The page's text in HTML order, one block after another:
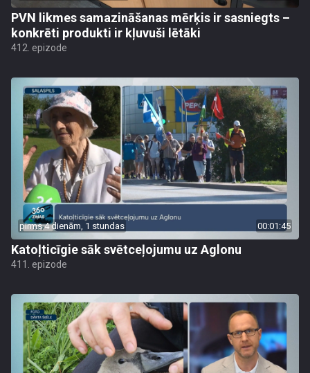
PVN likmes samazināšanas mērķis ir sasniegts –
konkrēti produkti ir kļuvuši lētāki
412. epizode
pirms 4 dienām, 1 stundas 00:01:45
Katoļticīgie sāk svētceļojumu uz Aglonu
411. epizode